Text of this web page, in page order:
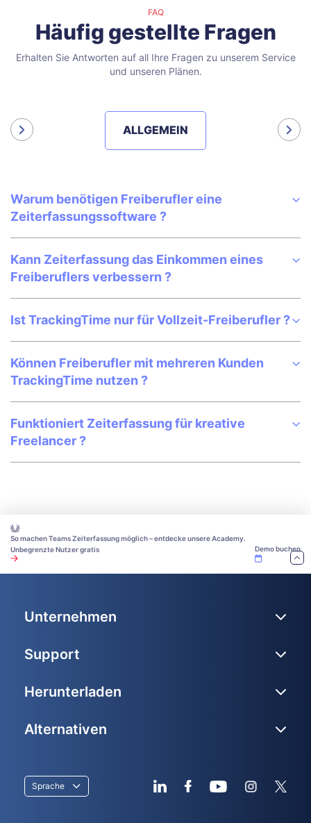
FAQ
Häufig gestellte Fragen
Erhalten Sie Antworten auf all Ihre Fragen zu unserem Service
und unseren Plänen.
ALLGEMEIN
Warum benötigen Freiberufler eine
Zeiterfassungssoftware ?
Kann Zeiterfassung das Einkommen eines
Freiberuflers verbessern ?
Ist TrackingTime nur für Vollzeit-Freiberufler ?
Können Freiberufler mit mehreren Kunden
TrackingTime nutzen ?
Funktioniert Zeiterfassung für kreative
Freelancer ?
So machen Teams Zeiterfassung möglich – entdecke unsere Academy.
Unbegrenzte Nutzer gratis
Demo buchen
Sprache
Unternehmen
Support
Herunterladen
Alternativen